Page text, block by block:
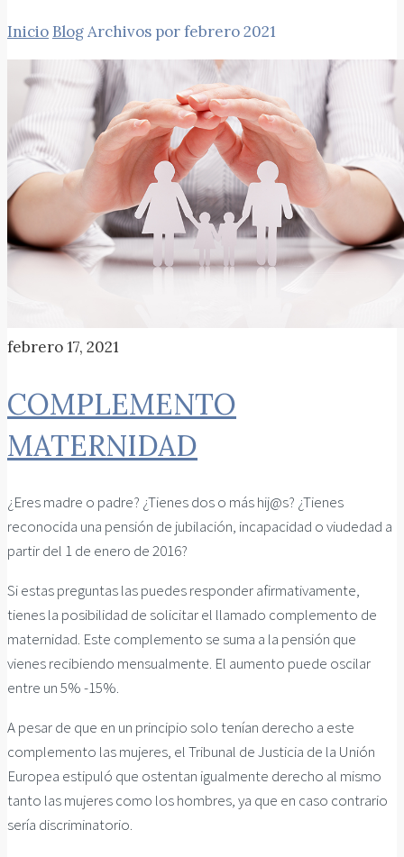
Inicio BlogArchivos por febrero 2021
febrero 17, 2021
COMPLEMENTO
MATERNIDAD
¿Eres madre o padre? ¿Tienes dos o más hij@s? ¿Tienes
reconocida una pensión de jubilación, incapacidad o viudedad a
partir del 1 de enero de 2016?
Si estas preguntas las puedes responder afirmativamente,
tienes la posibilidad de solicitar el llamado complemento de
maternidad. Este complemento se suma a la pensión que
vienes recibiendo mensualmente. El aumento puede oscilar
entre un 5% -15%.
A pesar de que en un principio solo tenían derecho a este
complemento las mujeres, el Tribunal de Justicia de la Unión
Europea estipuló que ostentan igualmente derecho al mismo
tanto las mujeres como los hombres, ya que en caso contrario
sería discriminatorio.